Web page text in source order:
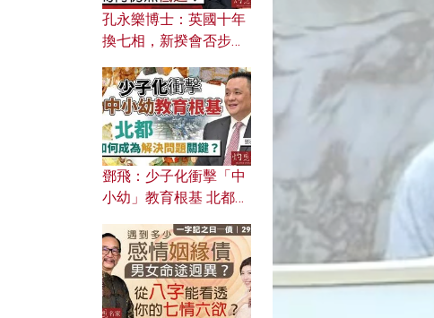
孔永樂博士：英國十年
換七相，新揆會否步前
濟為何仍然低迷？
鄧飛：少子化衝擊「中
小幼」教育根基 北都如